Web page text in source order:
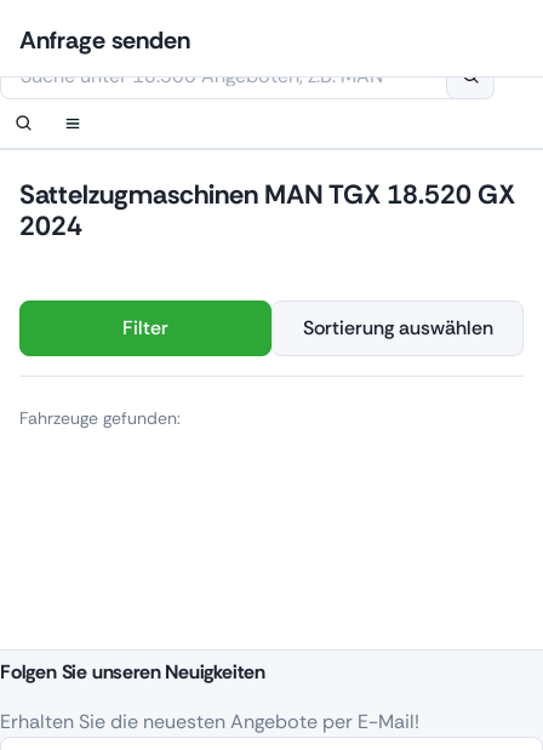
Inhalt
springen
Sattelzugmaschinen MAN TGX 18.520 GX
2024
Filter Sortierung auswählen
Fahrzeuge gefunden:
Folgen Sie unseren Neuigkeiten
Erhalten Sie die neuesten Angebote per E-Mail!
Anmelden
Benachrichtigung einrichten
Diese Webseite verwendet Cookies
Kontaktiere uns
Ihre Anfrage wurde erhalten.
Anfrage senden
Benachrichtigung einrichten